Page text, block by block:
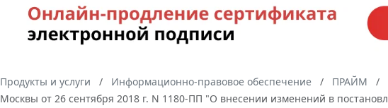
Продукты и услуги Информационно-правовое обеспечение
ПРАЙМ
Москвы от 26 сентября 2018 г. N 1180-ПП "О внесении изменений в